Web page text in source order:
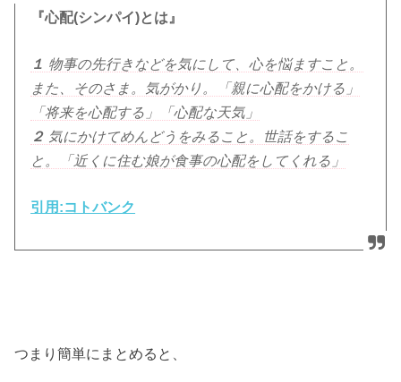
『心配(シンパイ)とは』
１ 物事の先行きなどを気にして、心を悩ますこと。
また、そのさま。気がかり。「親に心配をかける」
「将来を心配する」「心配な天気」
２ 気にかけてめんどうをみること。世話をするこ
と。「近くに住む娘が食事の心配をしてくれる」
引用:コトバンク
つまり簡単にまとめると、